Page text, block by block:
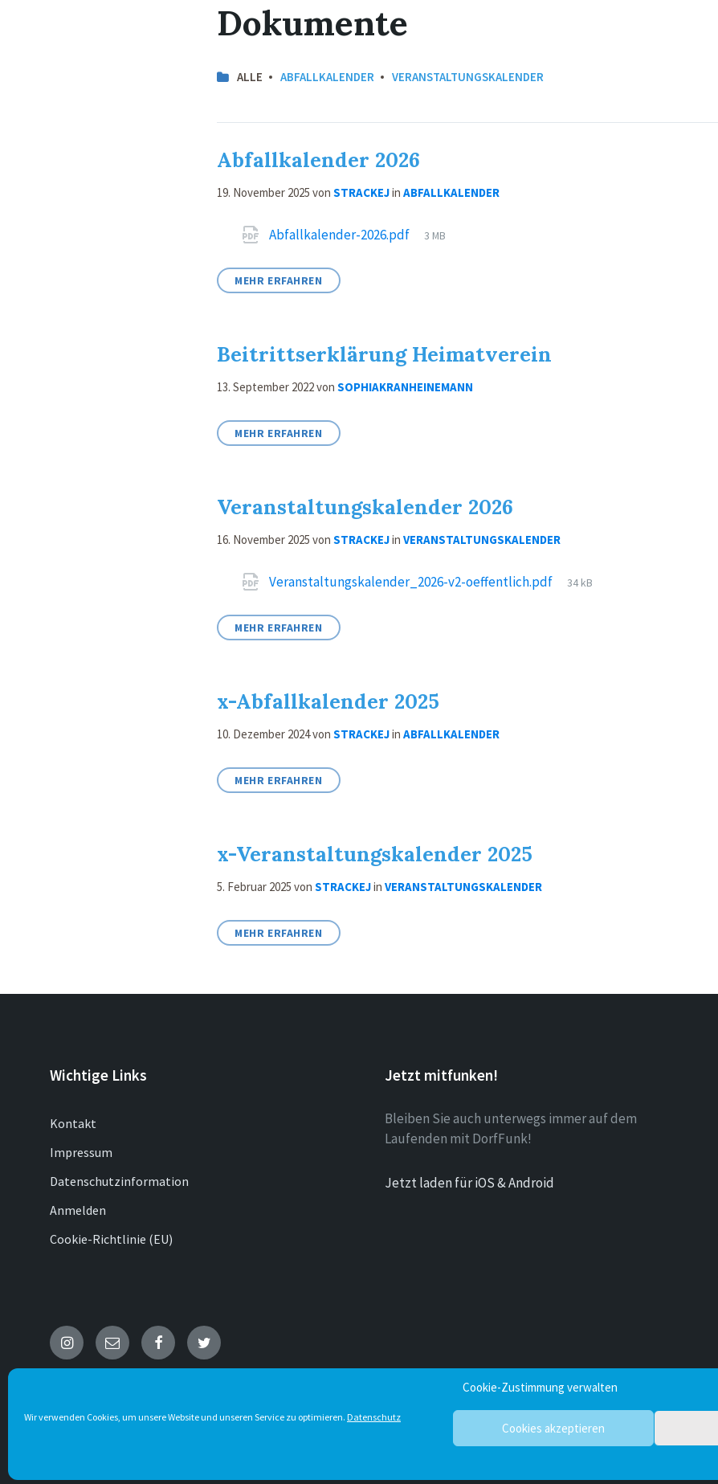
Cookie-Zustimmung verwalten
Wir verwenden Cookies, um unsere Website und unseren Service zu optimieren. Datenschutz
Cookies akzeptieren
Dokumente
ALLE ABFALLKALENDER VERANSTALTUNGSKALENDER
Abfallkalender 2026
19. November 2025vonSTRACKEJinABFALLKALENDER
Attachments
Abfallkalender-2026.pdf
File
3 MB
MEHR ERFAHREN
Beitrittserklärung Heimatverein
13. September 2022vonSOPHIAKRANHEINEMANN
MEHR ERFAHREN
Veranstaltungskalender 2026
16. November 2025vonSTRACKEJinVERANSTALTUNGSKALENDER
Attachments
Veranstaltungskalender_2026-v2-oeffentlich.pdf
File
34 kB
MEHR ERFAHREN
x-Abfallkalender 2025
10. Dezember 2024vonSTRACKEJinABFALLKALENDER
MEHR ERFAHREN
x-Veranstaltungskalender 2025
5. Februar 2025vonSTRACKEJinVERANSTALTUNGSKALENDER
MEHR ERFAHREN
Wichtige Links
Kontakt
Impressum
Datenschutzinformation
Anmelden
Cookie-Richtlinie (EU)
Jetzt mitfunken!
Bleiben Sie auch unterwegs immer auf dem
Laufenden mit DorfFunk!
Jetzt laden für iOS & Android
Instagram
E- FacebookTwitter